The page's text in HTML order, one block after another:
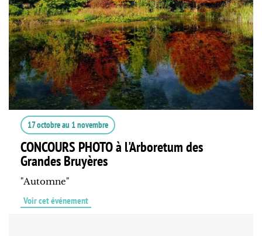
17 octobreau 1 novembre
CONCOURS PHOTO à l'Arboretum des
Grandes Bruyères
"Automne"
Voir cet événement